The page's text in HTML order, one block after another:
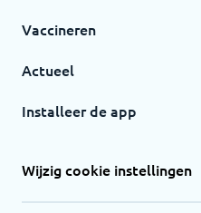
Vaccineren
Actueel
Installeer de app
Wijzig cookie instellingen